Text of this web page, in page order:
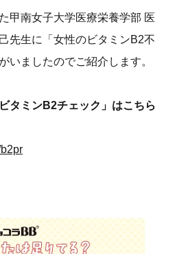
甲南女子大学医療栄養学部 医
先生に「女性のビタミンB2不
いましたのでご紹介します。
タミンB2チェック」はこちら